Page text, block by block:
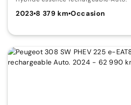
2023•8 379 km•Occasion